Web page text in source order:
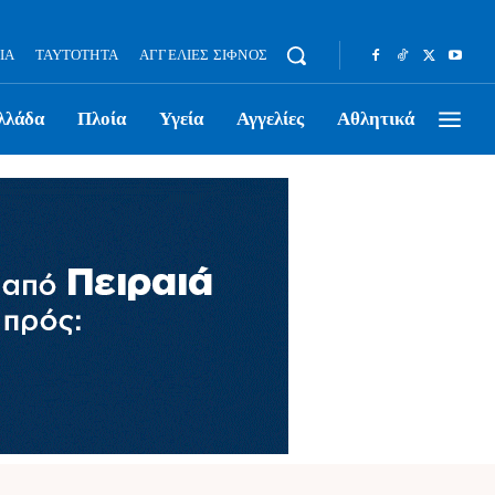
ΤΑΥΤΌΤΗΤΑ ΑΓΓΕΛΊΕΣ ΣΊΦΝΟΣ
Πλοία Υγεία Αγγελίες Αθλητικά